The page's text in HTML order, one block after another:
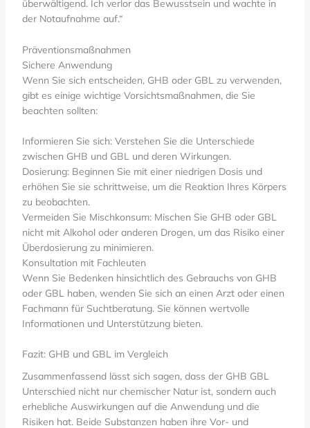
überwältigend. Ich verlor das Bewusstsein und wachte in
der Notaufnahme auf.“
Präventionsmaßnahmen
Sichere Anwendung
Wenn Sie sich entscheiden, GHB oder GBL zu verwenden,
gibt es einige wichtige Vorsichtsmaßnahmen, die Sie
beachten sollten:
Informieren Sie sich: Verstehen Sie die Unterschiede
zwischen GHB und GBL und deren Wirkungen.
Dosierung: Beginnen Sie mit einer niedrigen Dosis und
erhöhen Sie sie schrittweise, um die Reaktion Ihres Körpers
zu beobachten.
Vermeiden Sie Mischkonsum: Mischen Sie GHB oder GBL
nicht mit Alkohol oder anderen Drogen, um das Risiko einer
Überdosierung zu minimieren.
Konsultation mit Fachleuten
Wenn Sie Bedenken hinsichtlich des Gebrauchs von GHB
oder GBL haben, wenden Sie sich an einen Arzt oder einen
Fachmann für Suchtberatung. Sie können wertvolle
Informationen und Unterstützung bieten.
Fazit: GHB und GBL im Vergleich
Zusammenfassend lässt sich sagen, dass der GHB GBL
Unterschied nicht nur chemischer Natur ist, sondern auch
erhebliche Auswirkungen auf die Anwendung und die
Risiken hat. Beide Substanzen haben ihre Vor- und